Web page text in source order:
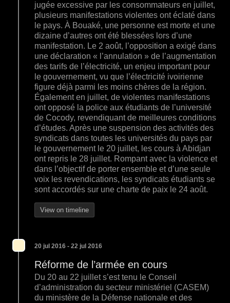
jugée excessive par les consommateurs en juillet,
plusieurs manifestations violentes ont éclaté dans
le pays. À Bouaké, une personne est morte et une
dizaine d’autres ont été blessées lors d’une
manifestation. Le 2 août, l’opposition a exigé dans
une déclaration « l’annulation » de l’augmentation
des tarifs de l’électricité, un enjeu important pour
le gouvernement, vu que l’électricité ivoirienne
figure déjà parmi les moins chères de la région.
Également en juillet, de violentes manifestations
ont opposé la police aux étudiants de l’université
de Cocody, revendiquant de meilleures conditions
d’études. Après une suspension des activités des
syndicats dans toutes les universités du pays par
le gouvernement le 20 juillet, les cours à Abidjan
ont repris le 28 juillet. Rompant avec la violence et
dans l’objectif de porter ensemble et d’une seule
voix les revendications, les syndicats étudiants se
sont accordés sur une charte de paix le 24 août.
View on timeline
20 jul 2016 - 22 jul 2016
Réforme de l’armée en cours
Du 20 au 22 juillet s’est tenu le Conseil
d’administration du secteur ministériel (CASEM)
du ministère de la Défense nationale et des